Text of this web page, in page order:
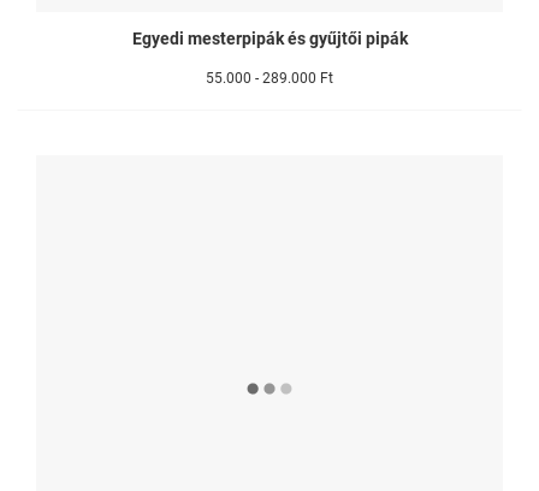
Egyedi mesterpipák és gyűjtői pipák
55.000 - 289.000 Ft